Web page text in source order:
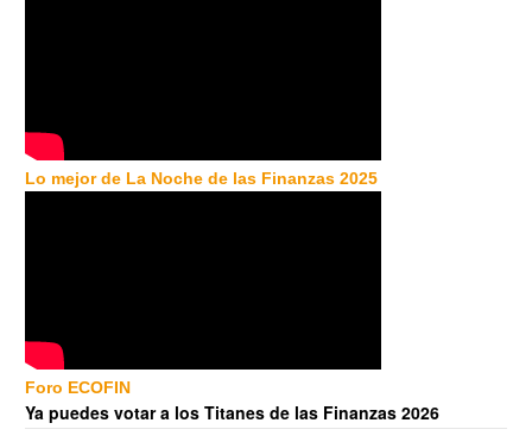
Lo mejor de La Noche de las Finanzas 2025
Foro ECOFIN
Ya puedes votar a los Titanes de las Finanzas 2026